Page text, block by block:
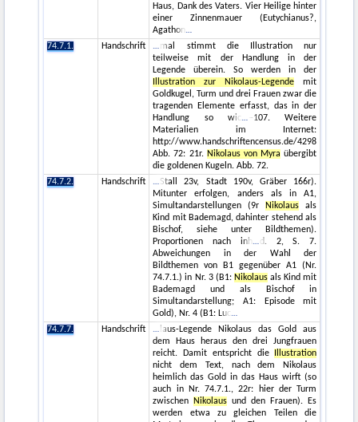
Haus, Dank des Vaters. Vier Heilige hinter
einer Zinnenmauer (Eutychianus?,
Agathon
74.7.1.
Handschrift
mal stimmt die Illustration nur
teilweise mit der Handlung in der
Legende überein. So werden in der
Illustration zur Nikolaus-Legende mit
Goldkugel, Turm und drei Frauen zwar die
tragenden Elemente erfasst, das in der
Handlung so wic
–107. Weitere
Materialien im Internet:
http://www.handschriftencensus.de/4298
Abb. 72: 21r. Nikolaus von Myra übergibt
die goldenen Kugeln. Abb. 72.
74.7.2.
Handschrift
Stall 23v, Stadt 190v, Gräber 166r).
Mitunter erfolgen, anders als in A1,
Simultandarstellungen (9r Nikolaus als
Kind mit Bademagd, dahinter stehend als
Bischof, siehe unter Bildthemen).
Proportionen nach inh
d. 2, S. 7.
Abweichungen in der Wahl der
Bildthemen von B1 gegenüber A1 (Nr.
74.7.1.) in Nr. 3 (B1: Nikolausals Kind mit
Bademagd und als Bischof in
Simultandarstellung; A1: Episode mit
Gold), Nr. 4 (B1: Luc
74.7.7.
Handschrift
laus-Legende Nikolaus das Gold aus
dem Haus heraus den drei Jungfrauen
reicht. Damit entspricht die
Illustration
nicht dem Text, nach dem Nikolaus
heimlich das Gold in das Haus wirft (so
auch in Nr. 74.7.1., 22r: hier der Turm
zwischen Nikolaus und den Frauen). Es
werden etwa zu gleichen Teilen die